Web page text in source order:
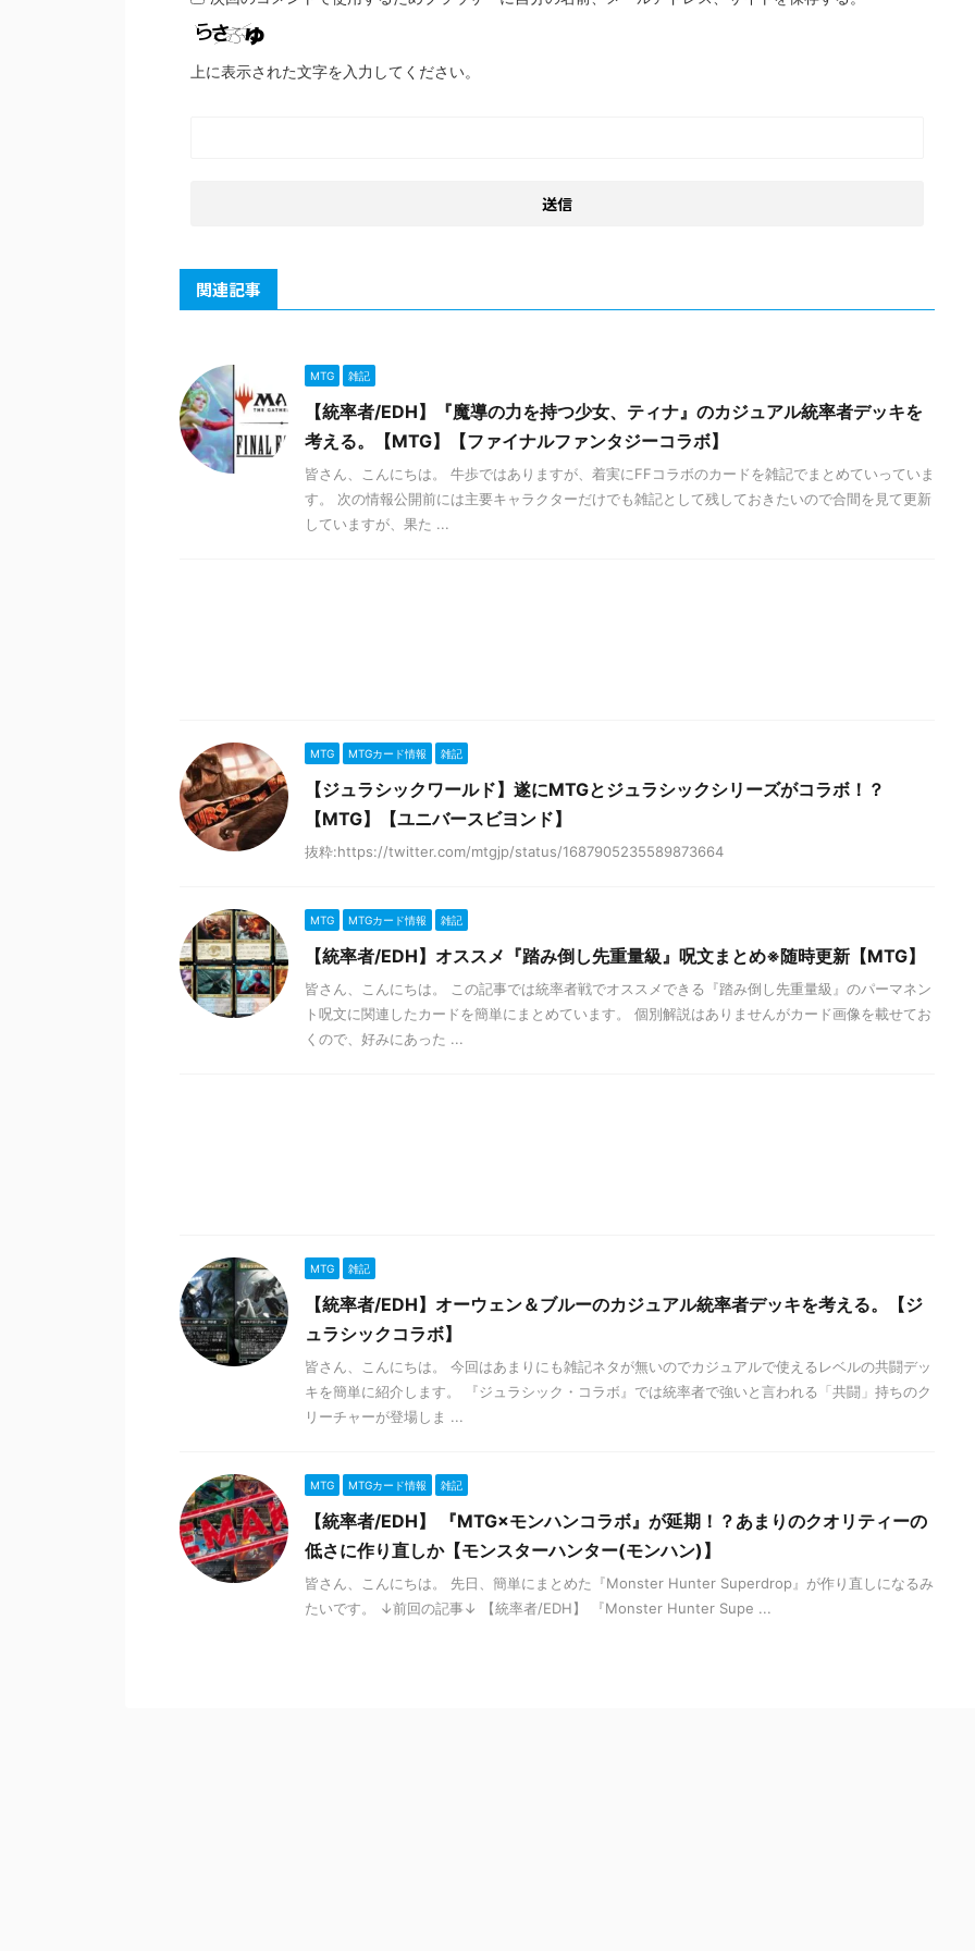
上に表示された文字を入力してください。
関連記事
MTG 雑記
【統率者/EDH】『魔導の力を持つ少女、ティナ』のカジュアル統率者デッキを
考える。【MTG】【ファイナルファンタジーコラボ】
皆さん、こんにちは。 牛歩ではありますが、着実にFFコラボのカードを雑記でまとめていっていま
す。 次の情報公開前には主要キャラクターだけでも雑記として残しておきたいので合間を見て更新
していますが、果た ...
MTG MTGカード情報 雑記
【ジュラシックワールド】遂にMTGとジュラシックシリーズがコラボ！？
【MTG】【ユニバースビヨンド】
抜粋:https://twitter.com/mtgjp/status/1687905235589873664
MTG MTGカード情報 雑記
【統率者/EDH】オススメ『踏み倒し先重量級』呪文まとめ※随時更新【MTG】
皆さん、こんにちは。 この記事では統率者戦でオススメできる『踏み倒し先重量級』のパーマネン
ト呪文に関連したカードを簡単にまとめています。 個別解説はありませんがカード画像を載せてお
くので、好みにあった ...
MTG 雑記
【統率者/EDH】オーウェン＆ブルーのカジュアル統率者デッキを考える。【ジ
ュラシックコラボ】
皆さん、こんにちは。 今回はあまりにも雑記ネタが無いのでカジュアルで使えるレベルの共闘デッ
キを簡単に紹介します。 『ジュラシック・コラボ』では統率者で強いと言われる「共闘」持ちのク
リーチャーが登場しま ...
MTG MTGカード情報 雑記
【統率者/EDH】 『MTG×モンハンコラボ』が延期！？あまりのクオリティーの
低さに作り直しか【モンスターハンター(モンハン)】
皆さん、こんにちは。 先日、簡単にまとめた『Monster Hunter Superdrop』が作り直しになるみ
たいです。 ↓前回の記事↓ 【統率者/EDH】 『Monster Hunter Supe ...